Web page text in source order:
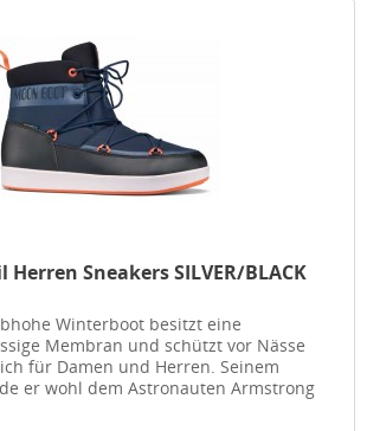
Sneakers SILVER/BLACK
Winterboot besitzt eine
Membran und schützt vor Nässe
für Damen und Herren. Seinem
er wohl dem Astronauten Armstrong